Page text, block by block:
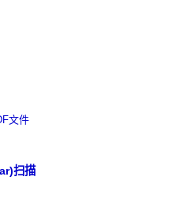
文件
扫描